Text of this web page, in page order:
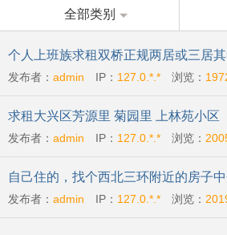
全部类别
个人上班族求租双桥正规两居或三居
行
[2图]
发布者： admin IP： 127.0.*.* 浏览：
求租大兴区芳源里 菊园里 上林苑小区
发布者： admin IP： 127.0.*.* 浏览：
自己住的，找个西北三环附近的房子
发布者： admin IP： 127.0.*.* 浏览：